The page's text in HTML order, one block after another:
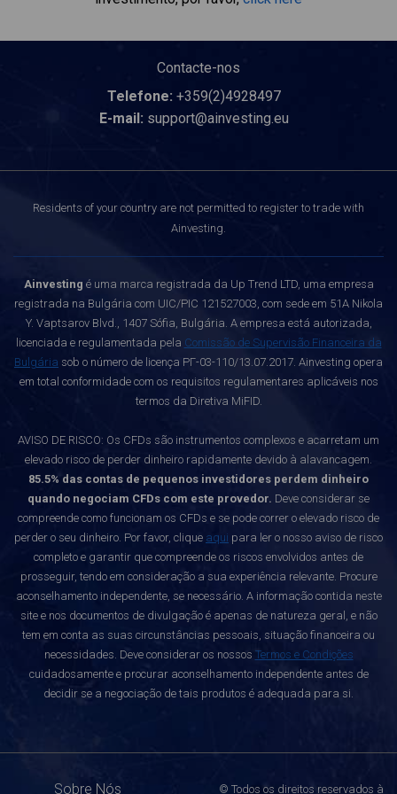
Contacte-nos
Telefone: +359(2)4928497
E-mail: support@ainvesting.eu
Residents of your country are not permitted to register to trade with
Ainvesting.
Ainvesting é uma marca registrada da Up Trend LTD, uma empresa
registrada na Bulgária com UIC/PIC 121527003, com sede em 51A Nikola
Y. Vaptsarov Blvd., 1407 Sófia, Bulgária. A empresa está autorizada,
licenciada e regulamentada pela Comissão de Supervisão Financeira da
Bulgária sob o número de licença РГ-03-110/13.07.2017. Ainvesting opera
em total conformidade com os requisitos regulamentares aplicáveis nos
termos da Diretiva MiFID.
AVISO DE RISCO: Os CFDs são instrumentos complexos e acarretam um
elevado risco de perder dinheiro rapidamente devido à alavancagem.
85.5% das contas de pequenos investidores perdem dinheiro
quando negociam CFDs com este provedor. Deve considerar se
compreende como funcionam os CFDs e se pode correr o elevado risco de
perder o seu dinheiro. Por favor, clique aqui para ler o nosso aviso de risco
completo e garantir que compreende os riscos envolvidos antes de
prosseguir, tendo em consideração a sua experiência relevante. Procure
aconselhamento independente, se necessário. A informação contida neste
site e nos documentos de divulgação é apenas de natureza geral, e não
tem em conta as suas circunstâncias pessoais, situação financeira ou
necessidades. Deve considerar os nossos Termos e Condições
cuidadosamente e procurar aconselhamento independente antes de
decidir se a negociação de tais produtos é adequada para si.
Sobre Nós © Todos os direitos reservados à